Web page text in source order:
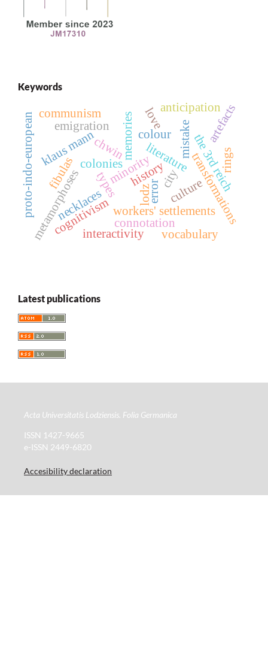
Keywords
minorityliterature
history
lodz
memories
city
colonies
workers' settlements
chwin
metamorphoses transformations
error
mistake
types
colour
love
connotation
culturethe 3rd reich
klaus mann
emigration
communism anticipation
interactivity
proto-indo-european cognitivism
artefacts
fibulas
necklaces
rings
vocabulary
Latest publications
Acta Universitatis Lodziensis. Folia Germanica
ISSN 1427-9665
e-ISSN 2449-6820
Accesibility declaration